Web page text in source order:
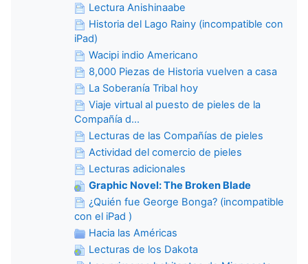
Lectura Anishinaabe
Historia del Lago Rainy (incompatible con
iPad)
Wacipi indio Americano
8,000 Piezas de Historia vuelven a casa
La Soberanía Tribal hoy
Viaje virtual al puesto de pieles de la
Compañía d...
Lecturas de las Compañías de pieles
Actividad del comercio de pieles
Lecturas adicionales
Graphic Novel: The Broken Blade
¿Quién fue George Bonga? (incompatible
con el iPad )
Hacia las Américas
Lecturas de los Dakota